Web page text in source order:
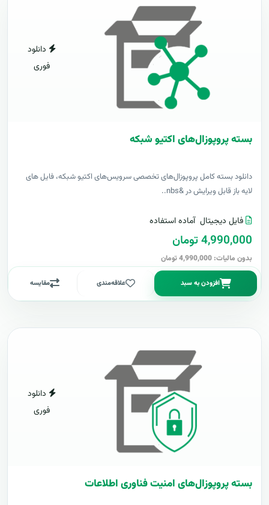
دانلود
فوری
بسته پروپوزال‌های اکتیو شبکه
دانلود بسته کامل پروپوزال‌های تخصصی سرویس‌های اکتیو شبکه، فایل های
لایه باز قابل ویرایش در &nbs..
فایل دیجیتال آماده استفاده
4,990,000 تومان
بدون مالیات: 4,990,000 تومان
افزودن به سبد علاقه‌مندی مقایسه
دانلود
فوری
بسته پروپوزال‌های امنیت فناوری اطلاعات